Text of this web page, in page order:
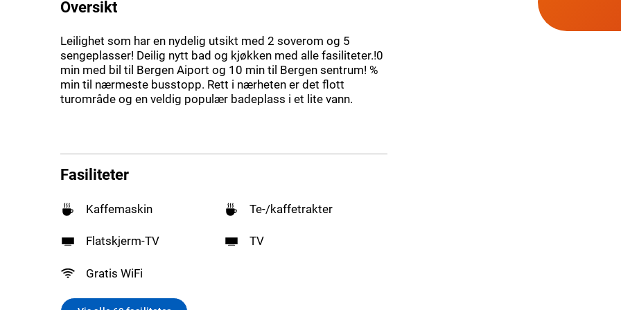
Oversikt
Leilighet som har en nydelig utsikt med 2 soverom og 5
sengeplasser! Deilig nytt bad og kjøkken med alle fasiliteter.!0
min med bil til Bergen Aiport og 10 min til Bergen sentrum! %
min til nærmeste busstopp. Rett i nærheten er det flott
turområde og en veldig populær badeplass i et lite vann.
Fasiliteter
Kaffemaskin Te-/kaffetrakter
Flatskjerm-TV TV
Gratis WiFi